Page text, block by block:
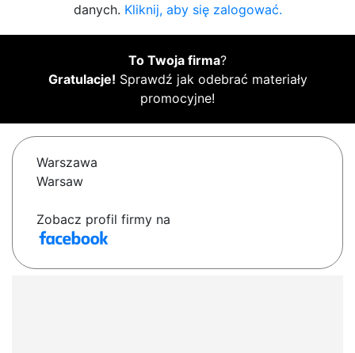
danych. Kliknij, aby się zalogować.
To Twoja firma?
Gratulacje! Sprawdź jak odebrać materiały
promocyjne!
Warszawa
Warsaw
Zobacz profil firmy na